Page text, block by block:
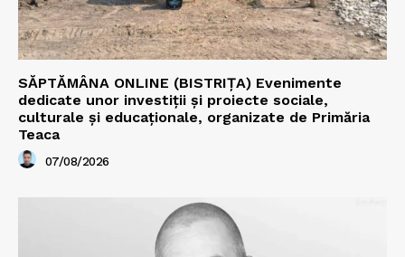
SĂPTĂMÂNA ONLINE (BISTRIȚA) Evenimente
dedicate unor investiții și proiecte sociale,
culturale și educaționale, organizate de Primăria
Teaca
07/08/2026